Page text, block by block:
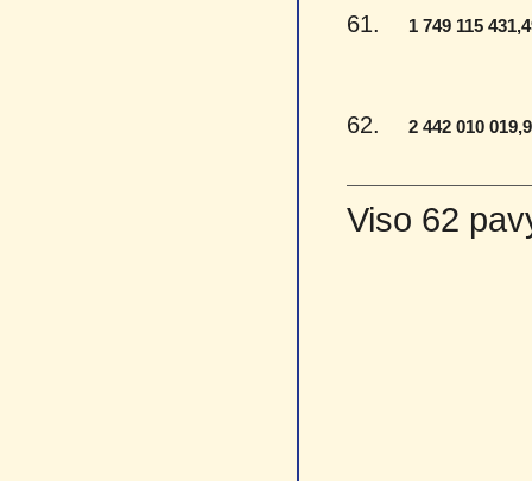
61. 1 749 115
62. 2 442 010
Viso 62